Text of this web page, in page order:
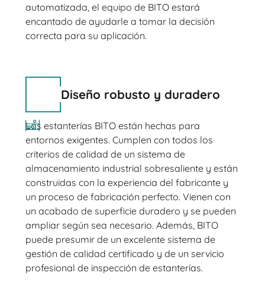
automatizada, el equipo de BITO estará
encantado de ayudarle a tomar la decisión
correcta para su aplicación.
Diseño robusto y duradero
Las estanterías BITO están hechas para
entornos exigentes. Cumplen con todos los
criterios de calidad de un sistema de
almacenamiento industrial sobresaliente y están
construidas con la experiencia del fabricante y
un proceso de fabricación perfecto. Vienen con
un acabado de superficie duradero y se pueden
ampliar según sea necesario. Además, BITO
puede presumir de un excelente sistema de
gestión de calidad certificado y de un servicio
profesional de inspección de estanterías.